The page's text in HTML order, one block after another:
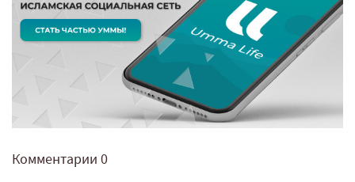
Комментарии 0